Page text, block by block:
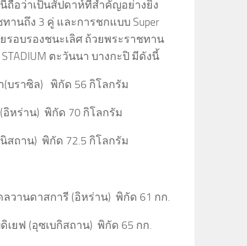
นี้ถือว่าเป็นสัปดาห์ที่สำคัญอย่างยิ่ง
านถึง 3 คู่ และการชกแบบ Super
อบรองชนะเลิศ ถ้วยพระราชทาน
ตะวันนา บางกะปิ มีดังนี้
(บราซิล) พิกัด 56 กิโลกรัม
หร่าน) พิกัด 70 กิโลกรัม
สถาน) พิกัด 72.5 กิโลกรัม
วานดาสการี (อิหร่าน) พิกัด 61 กก.
ยฟ (อุซเบกิสถาน) พิกัด 65 กก.